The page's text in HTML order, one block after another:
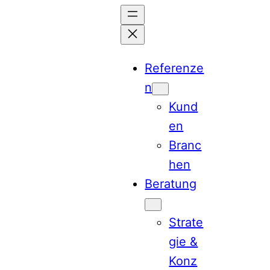
Referenze
n
Kund
en
Branc
hen
Beratung
Strate
gie &
Konz